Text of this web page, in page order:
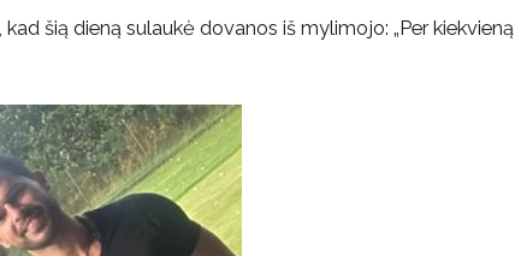
šią dieną sulaukė dovanos iš mylimojo: „Per kiekvieną